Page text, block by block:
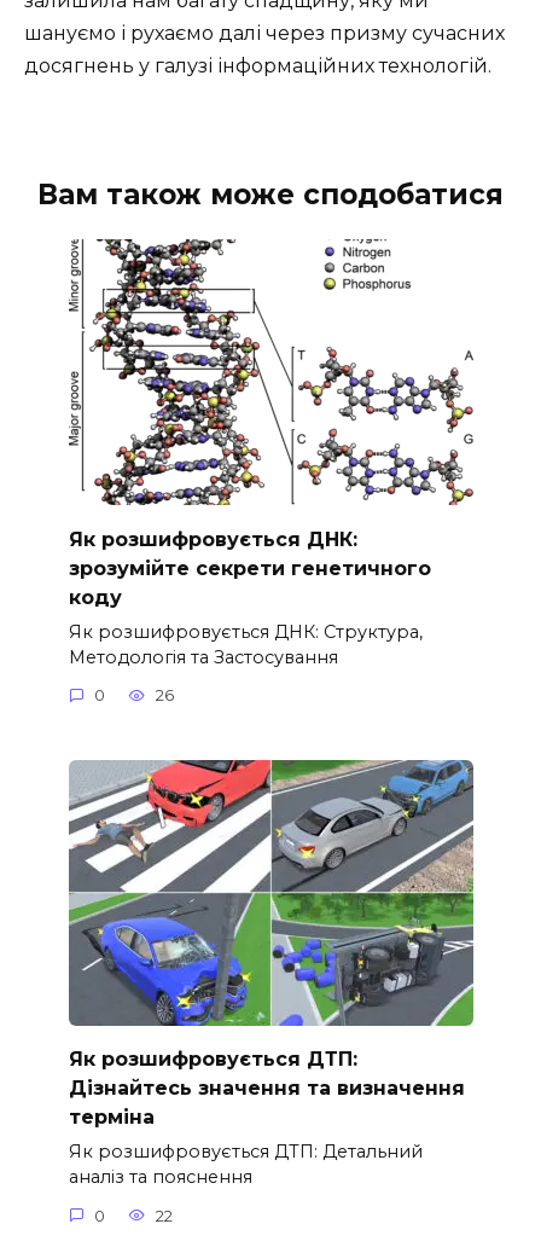
шануємо і рухаємо далі через призму сучасних
досягнень у галузі інформаційних технологій.
Вам також може сподобатися
Як розшифровується ДНК:
зрозумійте секрети генетичного
коду
Як розшифровується ДНК: Структура,
Методологія та Застосування
0 26
Як розшифровується ДТП:
Дізнайтесь значення та визначення
терміна
Як розшифровується ДТП: Детальний
аналіз та пояснення
0 22